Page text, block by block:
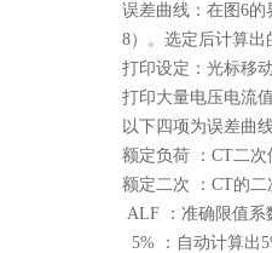
误差曲线：在图6的
8）。选定后计算出
打印设定：光标移
打印大量电压电流
以下四项为误差曲
额定负荷 ：CT二
额定二次 ：CT的
ALF ：准确限值系
5% ：自动计算出